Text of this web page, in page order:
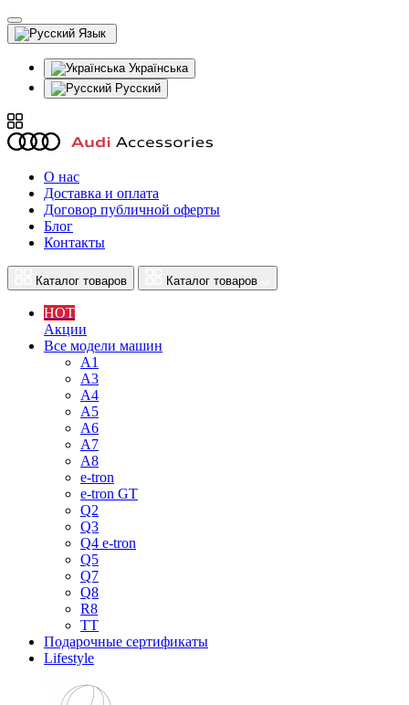
Язык
Українська
Русский
О нас
Доставка и оплата
Договор публичной оферты
Блог
Контакты
Каталог товаров Каталог товаров
HOT
Акции
Все модели машин
A1
A3
A4
A5
A6
A7
A8
e-tron
e-tron GT
Q2
Q3
Q4 e-tron
Q5
Q7
Q8
R8
TT
Подарочные сертификаты
Lifestyle